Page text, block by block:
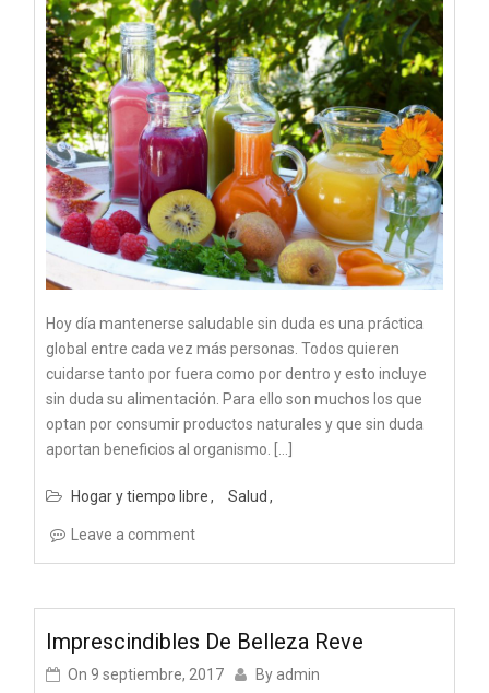
Hoy día mantenerse saludable sin duda es una práctica
global entre cada vez más personas. Todos quieren
cuidarse tanto por fuera como por dentro y esto incluye
sin duda su alimentación. Para ello son muchos los que
optan por consumir productos naturales y que sin duda
aportan beneficios al organismo. […]
Hogar y tiempo libre Salud
Leave a comment
Imprescindibles De Belleza Reve
On 9 septiembre, 2017 By admin